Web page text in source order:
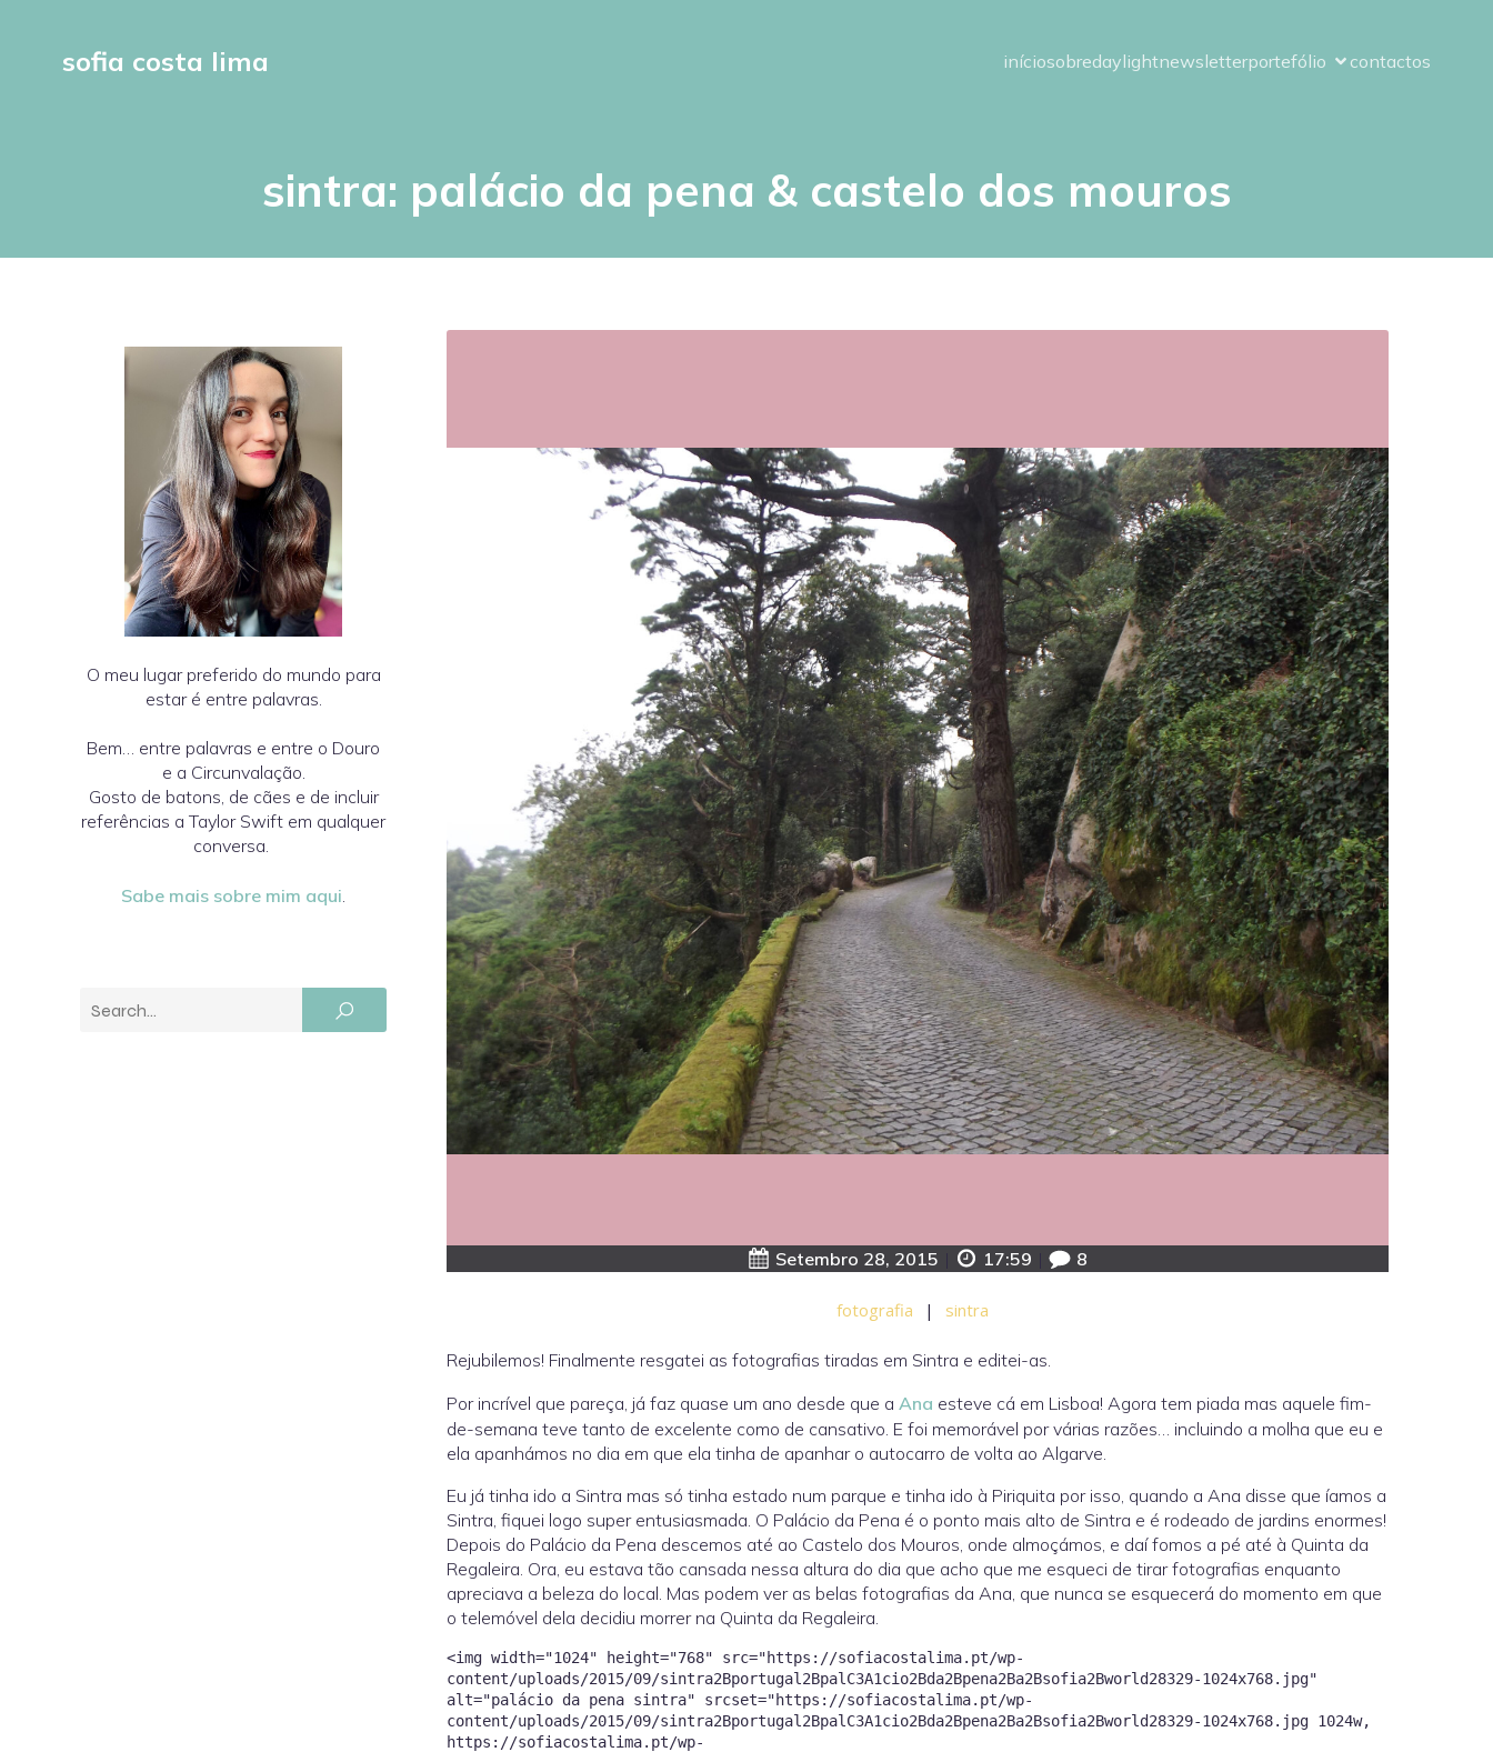
sofia costa lima iníciosobredaylightnewsletterportefólio contactos
sintra: palácio da pena & castelo dos mouros
O meu lugar preferido do mundo para
estar é entre palavras.
Bem… entre palavras e entre o Douro
e a Circunvalação.
Gosto de batons, de cães e de incluir
referências a Taylor Swift em qualquer
conversa.
Sabe mais sobre mim aqui.
Setembro 28, 2015 17:59 8
fotografia | sintra
Rejubilemos! Finalmente resgatei as fotografias tiradas em Sintra e editei-as.
Por incrível que pareça, já faz quase um ano desde que a Ana esteve cá em Lisboa! Agora tem piada mas aquele fim-
de-semana teve tanto de excelente como de cansativo. E foi memorável por várias razões… incluindo a molha que eu e
ela apanhámos no dia em que ela tinha de apanhar o autocarro de volta ao Algarve.
Eu já tinha ido a Sintra mas só tinha estado num parque e tinha ido à Piriquita por isso, quando a Ana disse que íamos a
Sintra, fiquei logo super entusiasmada. O Palácio da Pena é o ponto mais alto de Sintra e é rodeado de jardins enormes!
Depois do Palácio da Pena descemos até ao Castelo dos Mouros, onde almoçámos, e daí fomos a pé até à Quinta da
Regaleira. Ora, eu estava tão cansada nessa altura do dia que acho que me esqueci de tirar fotografias enquanto
apreciava a beleza do local. Mas podem ver as belas fotografias da Ana, que nunca se esquecerá do momento em que
o telemóvel dela decidiu morrer na Quinta da Regaleira.
<img width="1024" height="768" src="https://sofiacostalima.pt/wp-
content/uploads/2015/09/sintra2Bportugal2BpalC3A1cio2Bda2Bpena2Ba2Bsofia2Bworld28329-1024x768.jpg"
alt="palácio da pena sintra" srcset="https://sofiacostalima.pt/wp-
content/uploads/2015/09/sintra2Bportugal2BpalC3A1cio2Bda2Bpena2Ba2Bsofia2Bworld28329-1024x768.jpg 1024w,
https://sofiacostalima.pt/wp-